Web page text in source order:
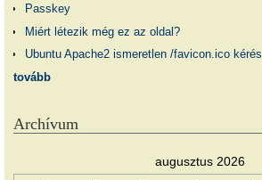
Passkey
Miért létezik még ez az oldal?
Ubuntu Apache2 ismeretlen /favicon.ico kérés
tovább
Archívum
augusztus 2026